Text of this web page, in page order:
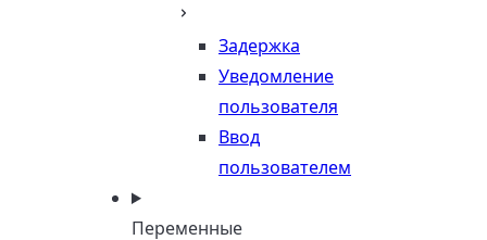
Задержка
Уведомление
пользователя
Ввод
пользователем
Переменные